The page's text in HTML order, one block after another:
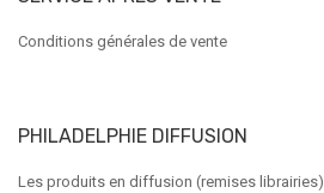
Conditions générales de vente
PHILADELPHIE DIFFUSION
Les produits en diffusion (remises librairies)